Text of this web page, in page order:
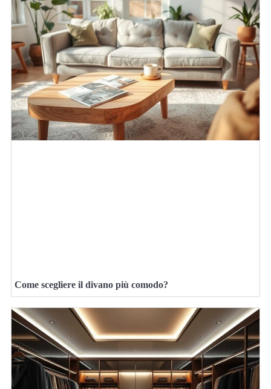
Come scegliere il divano più comodo?